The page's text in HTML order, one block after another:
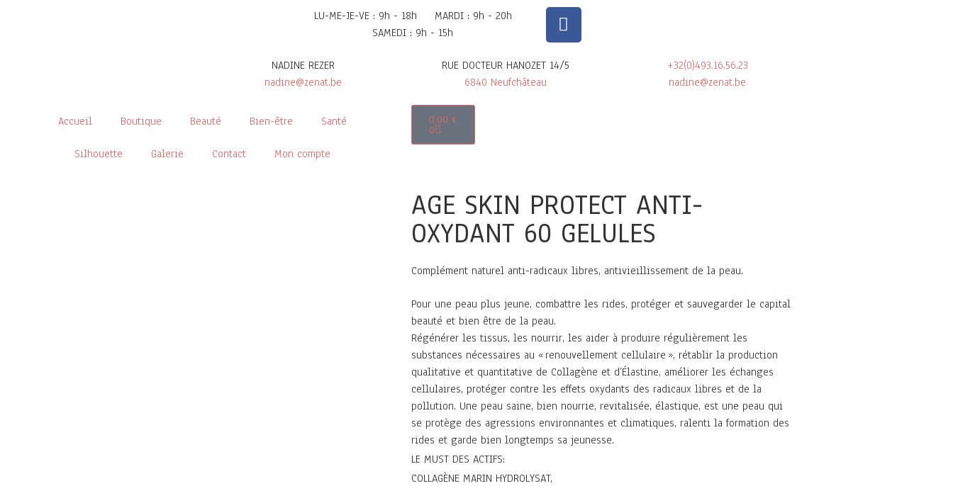
LU-ME-JE-VE : 9h - 18h
MARDI : 9h - 20h
SAMEDI : 9h - 15h
NADINE REZER
nadine@zenat.be
RUE DOCTEUR HANOZET 14/5
6840 Neufchâteau
+32(0)493.16.56.23
nadine@zenat.be
Accueil Boutique Beauté Bien-être Santé
Silhouette Galerie Contact Mon compte
0,00 €
0
AGE SKIN PROTECT ANTI-
OXYDANT 60 GELULES
Complément naturel anti-radicaux libres, antivieillissement de la peau.
Pour une peau plus jeune, combattre les rides, protéger et sauvegarder le capital
beauté et bien être de la peau.
Régénérer les tissus, les nourrir, les aider à produire régulièrement les
substances nécessaires au « renouvellement cellulaire », rétablir la production
qualitative et quantitative de Collagène et d’Élastine, améliorer les échanges
cellulaires, protéger contre les effets oxydants des radicaux libres et de la
pollution. Une peau saine, bien nourrie, revitalisée, élastique, est une peau qui
se protège des agressions environnantes et climatiques, ralenti la formation des
rides et garde bien longtemps sa jeunesse.
LE MUST DES ACTIFS:
COLLAGÈNE MARIN HYDROLYSAT,